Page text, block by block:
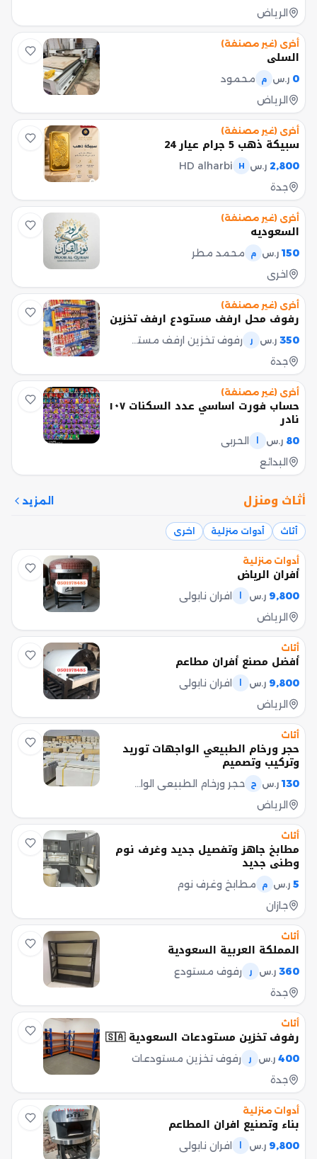
الرياض
أخرى (غير مصنفة)
السلي
0 ر.س م
محمود
الرياض
أخرى (غير مصنفة)
سبيكة ذهب 5 جرام عيار 24
2,800 ر.س H
HD alharbi
جدة
أخرى (غير مصنفة)
السعوديه
150 ر.س م
محمد مطر
اخرى
أخرى (غير مصنفة)
رفوف محل ارفف مستودع ارفف تخزين
350 ر.س ر
رفوف تخزين ارفف مستودع رفوف محل
جدة
أخرى (غير مصنفة)
حساب فورت اساسي عدد السكنات ١٠٧
نادر
80 ر.س
الحربي
البدائع
أثاث ومنزل المزيد
أثاث أدوات منزلية اخرى
أدوات منزلية
أفران الرياض
9,800 ر.س
افران نابولي
الرياض
أثاث
أفضل مصنع أفران مطاعم
9,800 ر.س
افران نابولي
الرياض
أثاث
حجر ورخام الطبيعي الواجهات توريد
وتركيب وتصميم
130 ر.س ح
حجر ورخام الطبيعي الواجهات
الرياض
أثاث
مطابخ جاهز وتفصيل جديد وغرف نوم
وطني جديد
5 ر.س م
مطابخ وغرف نوم
جازان
أثاث
المملكة العربية السعودية
360 ر.س ر
رفوف مستودع
جدة
أثاث
رفوف تخزين مستودعات السعودية 🇸🇦
400 ر.س ر
رفوف تخزين مستودعات
جدة
أدوات منزلية
بناء وتصنيع افران المطاعم
9,800 ر.س
افران نابولي